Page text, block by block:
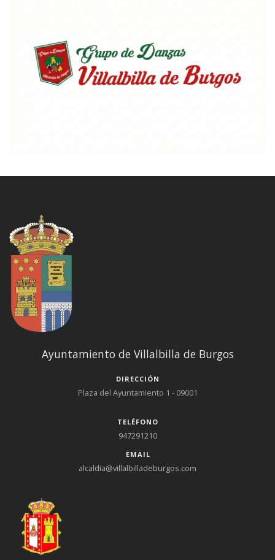
Ayuntamiento de Villalbilla de Burgos
DIRECCIÓN
Plaza del Ayuntamiento 1 - 09001
TELÉFONO
947291210
EMAIL
alcaldia@villalbilladeburgos.com